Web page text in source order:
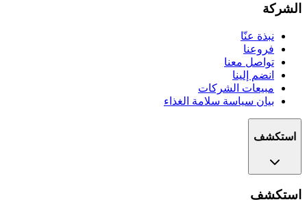
الشركة
نبذة عنّا
فروعنا
تواصل معنا
انضم إلينا
مبيعات الشركات
بيان سياسة سلامة الغذاء
استكشف
استكشف